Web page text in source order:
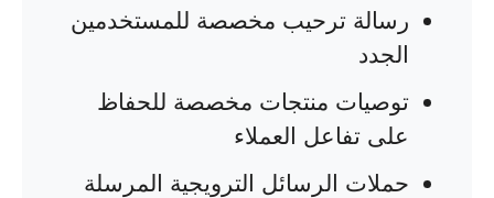
رسالة ترحيب مخصصة للمستخدمين
الجدد
توصيات منتجات مخصصة للحفاظ
على تفاعل العملاء
حملات الرسائل الترويجية المرسلة